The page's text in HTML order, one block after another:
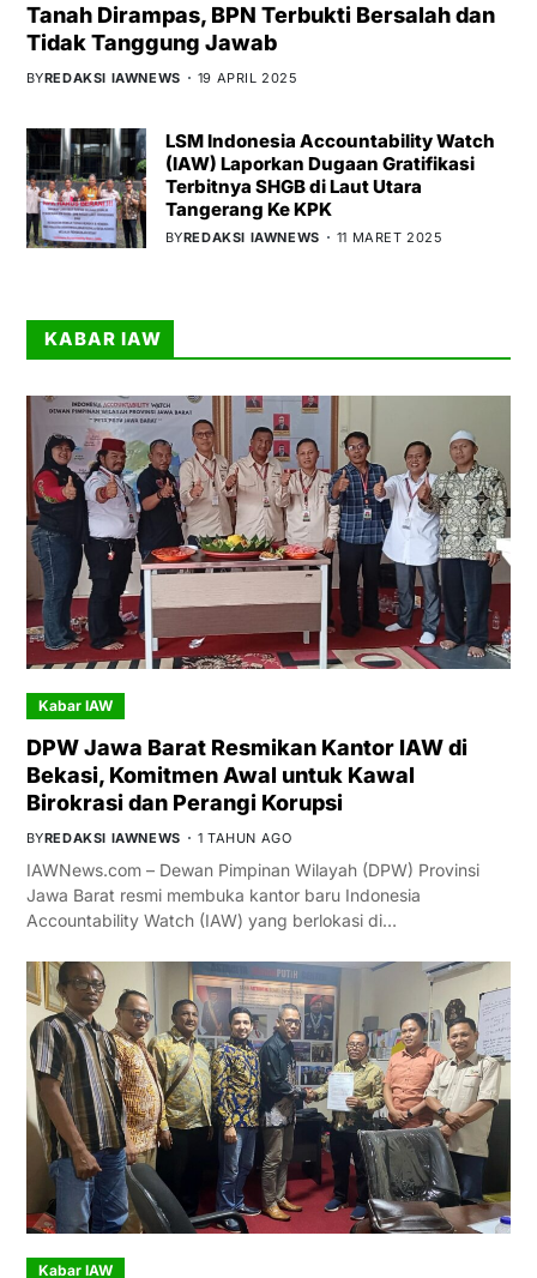
Tanah Dirampas, BPN Terbukti Bersalah dan
Tidak Tanggung Jawab
BYREDAKSI IAWNEWS 19 APRIL 2025
LSM Indonesia Accountability Watch
(IAW) Laporkan Dugaan Gratifikasi
Terbitnya SHGB di Laut Utara
Tangerang Ke KPK
BYREDAKSI IAWNEWS 11 MARET 2025
KABAR IAW
Kabar IAW
DPW Jawa Barat Resmikan Kantor IAW di
Bekasi, Komitmen Awal untuk Kawal
Birokrasi dan Perangi Korupsi
BYREDAKSI IAWNEWS 1 TAHUN AGO
IAWNews.com – Dewan Pimpinan Wilayah (DPW) Provinsi
Jawa Barat resmi membuka kantor baru Indonesia
Accountability Watch (IAW) yang berlokasi di…
Kabar IAW